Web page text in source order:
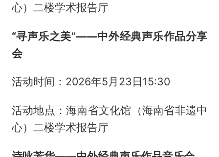
心）二楼学术报告厅
“寻声乐之美”——中外经典声乐作品分享
会
活动时间：2026年5月23日15:30
活动地点：海南省文化馆（海南省非遗中
心）二楼学术报告厅